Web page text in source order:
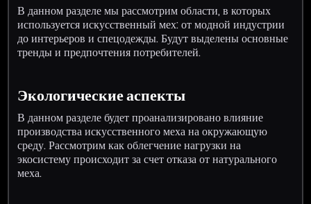
В данном разделе мы рассмотрим области, в которых
используется искусственный мех: от модной индустрии
до интерьеров и спецодежды. Будут выделены основные
тренды и предпочтения потребителей.
Экологические аспекты
В данном разделе будет проанализировано влияние
производства искусственного меха на окружающую
среду. Рассмотрим как облегчение нагрузки на
экосистему происходит за счет отказа от натурального
меха.